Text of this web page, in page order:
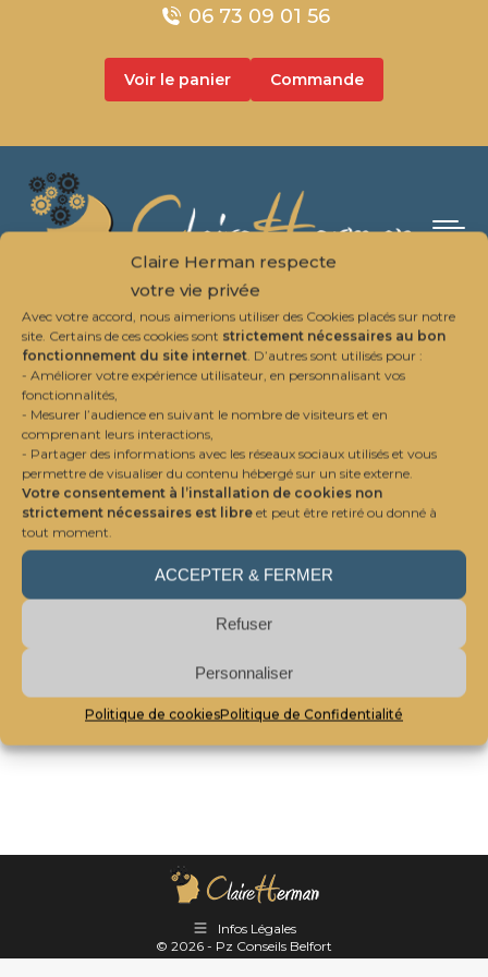
Claire Herman respecte
votre vie privée
Avec votre accord, nous aimerions utiliser des Cookies placés sur notre
site. Certains de ces cookies sont strictement nécessaires au bon
fonctionnement du site internet. D’autres sont utilisés pour :
- Améliorer votre expérience utilisateur, en personnalisant vos
fonctionnalités,
- Mesurer l’audience en suivant le nombre de visiteurs et en
comprenant leurs interactions,
- Partager des informations avec les réseaux sociaux utilisés et vous
permettre de visualiser du contenu hébergé sur un site externe.
Votre consentement à l’installation de cookies non
strictement nécessaires est libre et peut être retiré ou donné à
tout moment.
ACCEPTER & FERMER
Refuser
Personnaliser
Politique de cookiesPolitique de Confidentialité
06 73 09 01 56
Voir le panier Commande
Profil utilisateur
Vous êtes ici :
Accueil Profil utilisateur
[wpmem_profile]
Infos Légales
© 2026 - Pz Conseils Belfort